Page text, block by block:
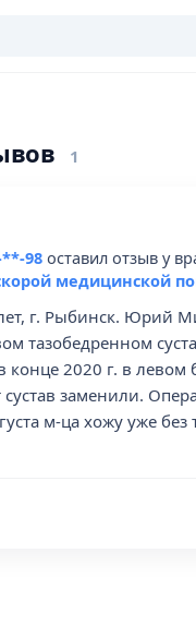
1
98оставил отзыв у
медицинской
г. Рыбинск. Юрий
тазобедренном
конце 2020 г. в
сустав заменили.
м-ца хожу уже